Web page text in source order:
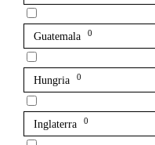
Guatemala 0
Hungria 0
Inglaterra 0